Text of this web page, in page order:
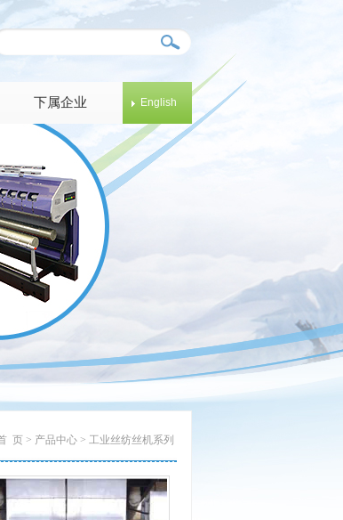
下属企业 English
页 > 产品中心 > 工业丝纺丝机系列